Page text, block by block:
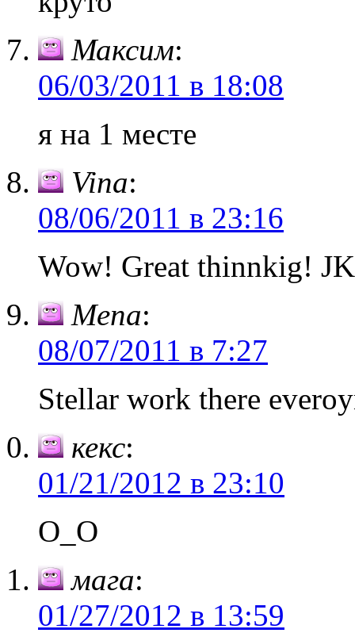
Максим:
06/03/2011 в 18:08
я на 1 месте
Vina:
08/06/2011 в 23:16
Wow! Great thinnkig! JK
Mena:
08/07/2011 в 7:27
Stellar work there
кекс:
01/21/2012 в 23:10
O_O
мага:
01/27/2012 в 13:59